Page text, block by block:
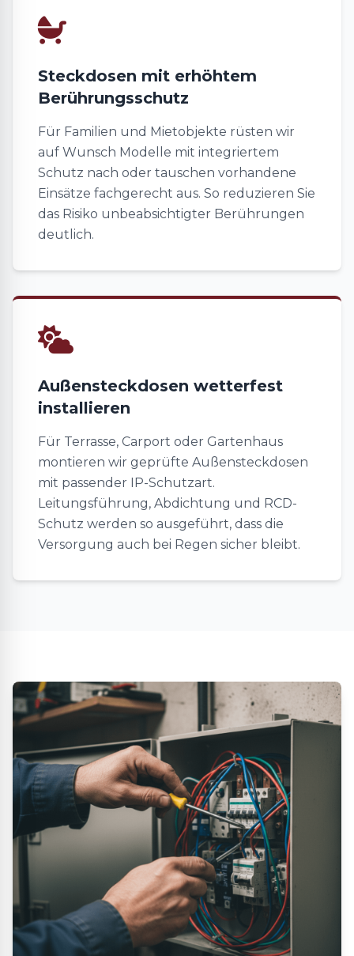
Steckdosen mit erhöhtem
Berührungsschutz
Für Familien und Mietobjekte rüsten wir
auf Wunsch Modelle mit integriertem
Schutz nach oder tauschen vorhandene
Einsätze fachgerecht aus. So reduzieren Sie
das Risiko unbeabsichtigter Berührungen
deutlich.
Außensteckdosen wetterfest
installieren
Für Terrasse, Carport oder Gartenhaus
montieren wir geprüfte Außensteckdosen
mit passender IP-Schutzart.
Leitungsführung, Abdichtung und RCD-
Schutz werden so ausgeführt, dass die
Versorgung auch bei Regen sicher bleibt.